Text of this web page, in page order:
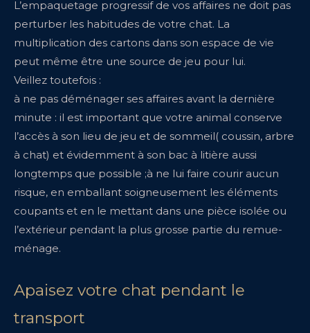
L’empaquetage progressif de vos affaires ne doit pas
perturber les habitudes de votre chat. La
multiplication des cartons dans son espace de vie
peut même être une source de jeu pour lui.
Veillez toutefois :
à ne pas déménager ses affaires avant la dernière
minute : il est important que votre animal conserve
l’accès à son lieu de jeu et de sommeil( coussin, arbre
à chat) et évidemment à son bac à litière aussi
longtemps que possible ;à ne lui faire courir aucun
risque, en emballant soigneusement les éléments
coupants et en le mettant dans une pièce isolée ou
l’extérieur pendant la plus grosse partie du remue-
ménage.
Apaisez votre chat pendant le
transport